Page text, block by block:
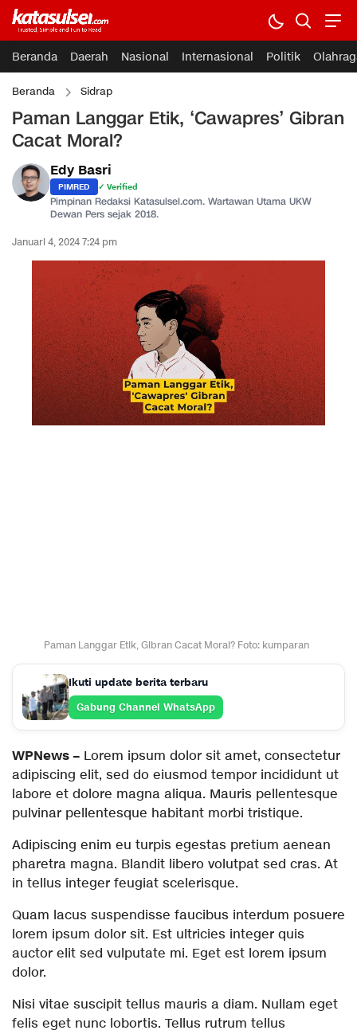
Beranda Daerah Nasional Internasional Politik
Beranda Sidrap
Paman Langgar Etik, ‘Cawapres’ Gibran
Cacat Moral?
Edy Basri
PIMRED ✓ Verified
Pimpinan Redaksi Katasulsel.com. Wartawan Utama UKW
Dewan Pers sejak 2018.
Januari 4, 2024 7:24 pm
Paman Langgar Etik, Gibran Cacat Moral? Foto: kumparan
Ikuti update berita terbaru
Gabung Channel WhatsApp
WPNews – Lorem ipsum dolor sit amet, consectetur
adipiscing elit, sed do eiusmod tempor incididunt ut
labore et dolore magna aliqua. Mauris pellentesque
pulvinar pellentesque habitant morbi tristique.
Adipiscing enim eu turpis egestas pretium aenean
pharetra magna. Blandit libero volutpat sed cras. At
in tellus integer feugiat scelerisque.
Quam lacus suspendisse faucibus interdum posuere
lorem ipsum dolor sit. Est ultricies integer quis
auctor elit sed vulputate mi. Eget est lorem ipsum
dolor.
Nisi vitae suscipit tellus mauris a diam. Nullam eget
felis eget nunc lobortis. Tellus rutrum tellus